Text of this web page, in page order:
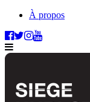
À propos